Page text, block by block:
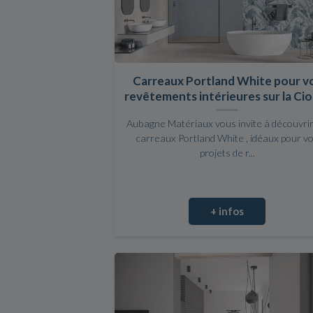
Carreaux Portland White pour
revêtements intérieures sur la
Aubagne Matériaux vous invite à
carreaux Portland White , idéaux pour
projets de r...
+ infos